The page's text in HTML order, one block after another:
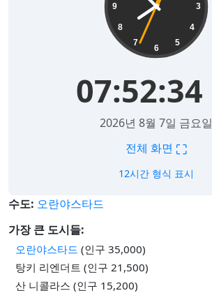
3
4
5
6
7
8
9
07:52:34
2026년 8월 7일 금요일
전체 화면 ⛶
12시간 형식 표시
수도: 오란야스타드
가장 큰 도시들:
오란야스타드 (인구 35,000)
탕키 리엔더트 (인구 21,500)
산 니콜라스 (인구 15,200)